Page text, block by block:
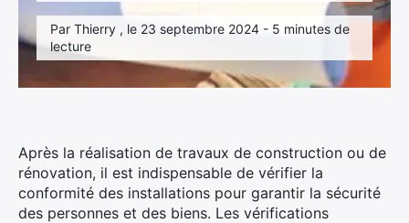
Par Thierry , le 23 septembre 2024 - 5 minutes de
lecture
Après la réalisation de travaux de construction ou de
rénovation, il est indispensable de vérifier la
conformité des installations pour garantir la sécurité
des personnes et des biens. Les vérifications